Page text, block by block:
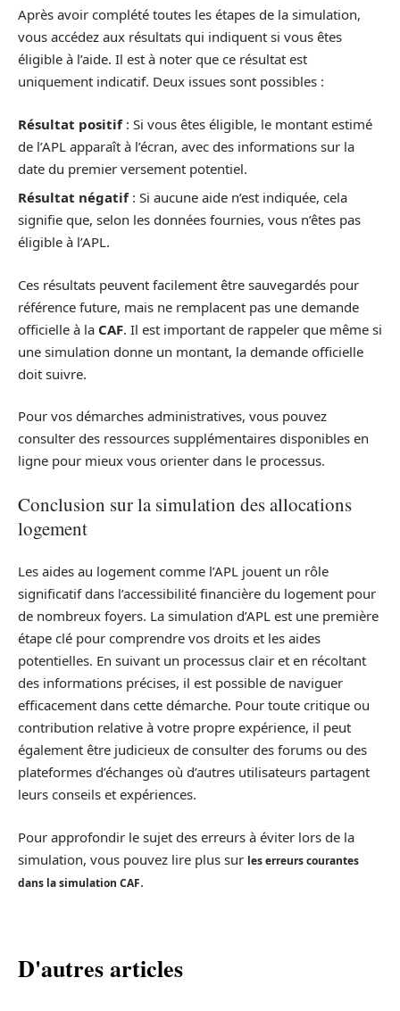
Après avoir complété toutes les étapes de la simulation,
vous accédez aux résultats qui indiquent si vous êtes
éligible à l’aide. Il est à noter que ce résultat est
uniquement indicatif. Deux issues sont possibles :
Résultat positif: Si vous êtes éligible, le montant estimé
de l’APL apparaît à l’écran, avec des informations sur la
date du premier versement potentiel.
Résultat négatif: Si aucune aide n’est indiquée, cela
signifie que, selon les données fournies, vous n’êtes pas
éligible à l’APL.
Ces résultats peuvent facilement être sauvegardés pour
référence future, mais ne remplacent pas une demande
officielle à la CAF. Il est important de rappeler que même si
une simulation donne un montant, la demande officielle
doit suivre.
Pour vos démarches administratives, vous pouvez
consulter des ressources supplémentaires disponibles en
ligne pour mieux vous orienter dans le processus.
Conclusion sur la simulation des allocations
logement
Les aides au logement comme l’APL jouent un rôle
significatif dans l’accessibilité financière du logement pour
de nombreux foyers. La simulation d’APL est une première
étape clé pour comprendre vos droits et les aides
potentielles. En suivant un processus clair et en récoltant
des informations précises, il est possible de naviguer
efficacement dans cette démarche. Pour toute critique ou
contribution relative à votre propre expérience, il peut
également être judicieux de consulter des forums ou des
plateformes d’échanges où d’autres utilisateurs partagent
leurs conseils et expériences.
Pour approfondir le sujet des erreurs à éviter lors de la
simulation, vous pouvez lire plus sur les erreurs courantes
dans la simulation CAF.
D'autres articles